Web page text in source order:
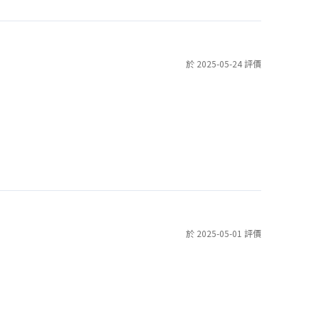
於 2025-05-24 評價
於 2025-05-01 評價